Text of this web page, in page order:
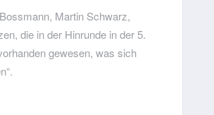
Martin Schwarz,
die in der Hinrunde in der 5.
gewesen, was sich